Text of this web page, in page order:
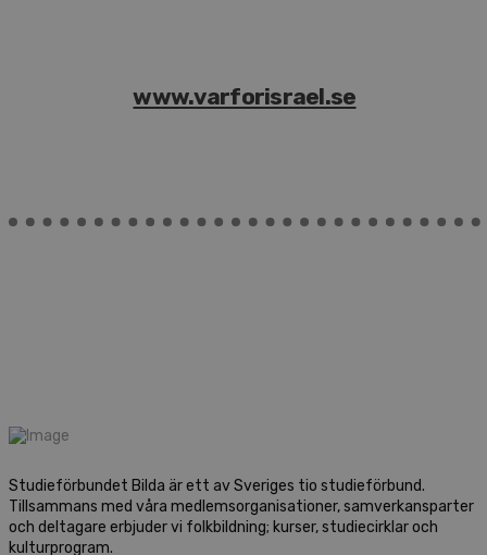
www.varforisrael.se
Studieförbundet Bilda är ett av Sveriges tio studieförbund.
Tillsammans med våra medlemsorganisationer, samverkansparter
och deltagare erbjuder vi folkbildning; kurser, studiecirklar och
kulturprogram.